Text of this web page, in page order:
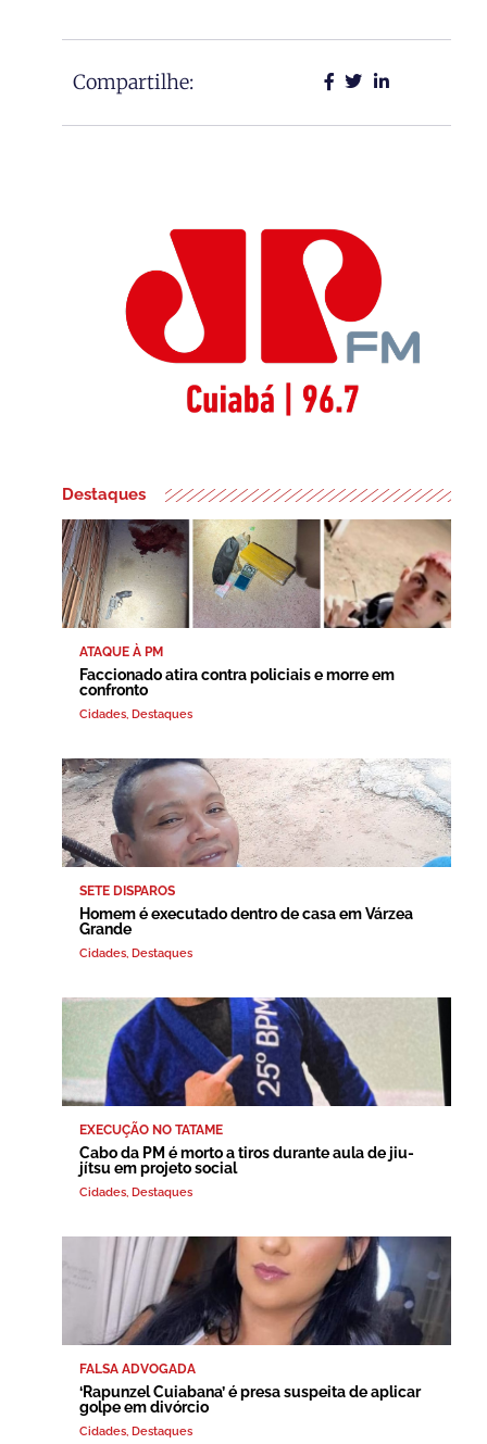
Compartilhe:
Destaques
ATAQUE À PM
Faccionado atira contra policiais e morre em
confronto
Cidades, Destaques
SETE DISPAROS
Homem é executado dentro de casa em Várzea
Grande
Cidades, Destaques
EXECUÇÃO NO TATAME
Cabo da PM é morto a tiros durante aula de jiu-
jítsu em projeto social
Cidades, Destaques
FALSA ADVOGADA
‘Rapunzel Cuiabana’ é presa suspeita de aplicar
golpe em divórcio
Cidades, Destaques